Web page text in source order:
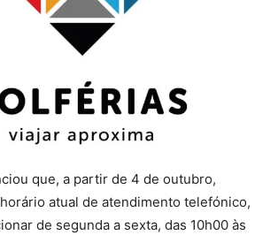
que, a partir de 4 de outubro,
atual de atendimento telefónico,
de segunda a sexta, das 10h00 às